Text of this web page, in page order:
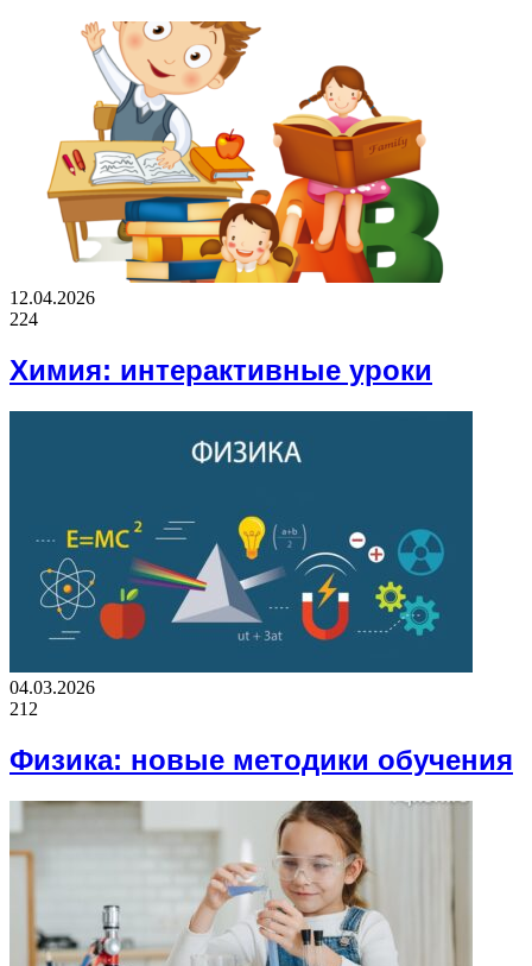
12.04.2026
224
Химия: интерактивные уроки
04.03.2026
212
Физика: новые методики обучения